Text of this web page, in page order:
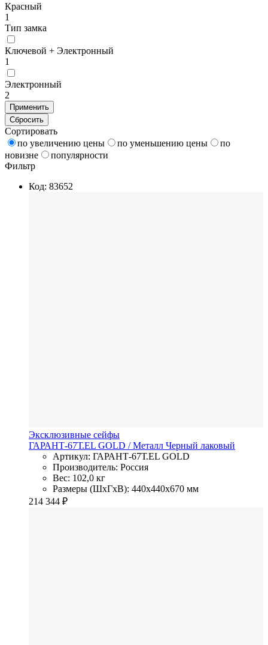
Красный
1
Тип замка
Ключевой + Электронный
1
Электронный
2
Применить
Сбросить
Сортировать
по увеличению цены
по уменьшению цены
по
новизне
популярности
Фильтр
Код: 83652
Эксклюзивные сейфы
ГАРАНТ-67Т.EL GOLD / Металл Черный лаковый
Артикул: ГАРАНТ-67Т.EL GOLD
Производитель: Россия
Вес: 102,0 кг
Размеры (ШхГхВ): 440x440x670 мм
214 344 ₽